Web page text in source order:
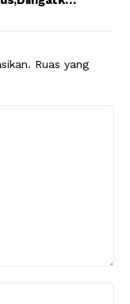
Ruas yang